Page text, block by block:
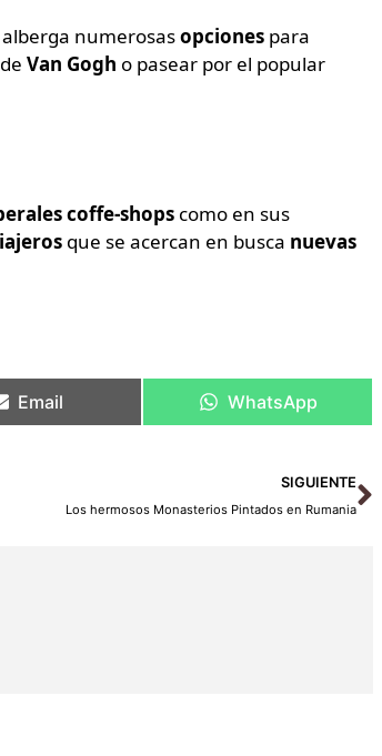
numerosasopciones para
Van Gogh o pasear por el popular
coffe-shopscomo en sus
que se acercan en busca nuevas
Email WhatsApp
SIGUIENTE
Los hermosos Monasterios Pintados en Rumania